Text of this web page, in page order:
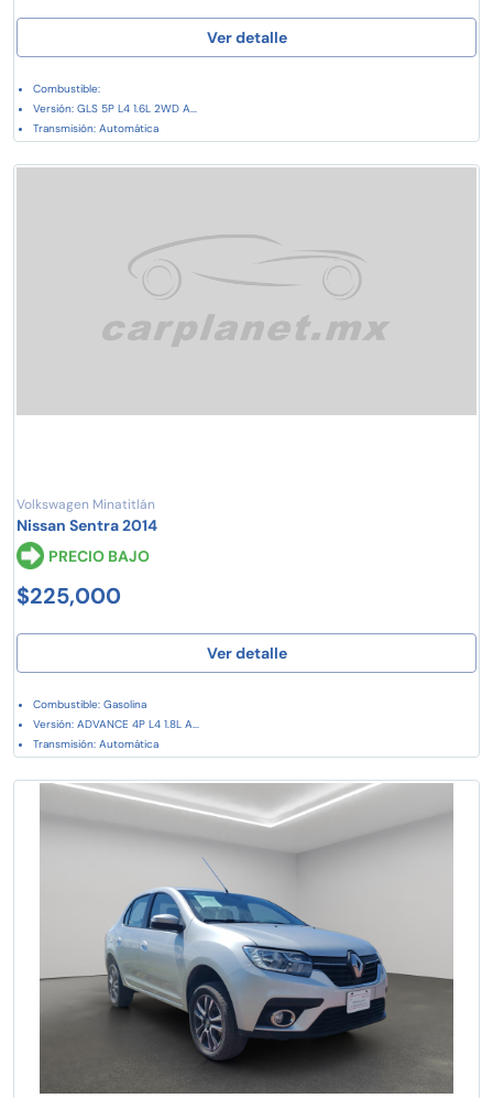
Ver detalle
Combustible:
Versión: GLS 5P L4 1.6L 2WD A...
Transmisión: Automática
Volkswagen Minatitlán
Nissan Sentra 2014
PRECIO BAJO
$225,000
Ver detalle
Combustible: Gasolina
Versión: ADVANCE 4P L4 1.8L A...
Transmisión: Automática